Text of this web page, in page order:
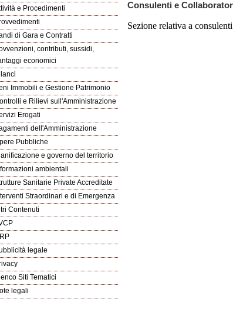
Consulenti e
Sezione relativa a
e Procedimenti
di Gara e Contratti
contributi, sussidi,
economici
Immobili e Gestione Patrimonio
e Rilievi sull'Amministrazione
Erogati
dell'Amministrazione
Pubbliche
e governo del territorio
ambientali
Sanitarie Private Accreditate
Straordinari e di Emergenza
Contenuti
legale
Siti Tematici
legali